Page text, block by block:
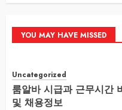
YOU MAY HAVE MISSED
Uncategorized
룸알바 시급과 근무시간
및 채용정보